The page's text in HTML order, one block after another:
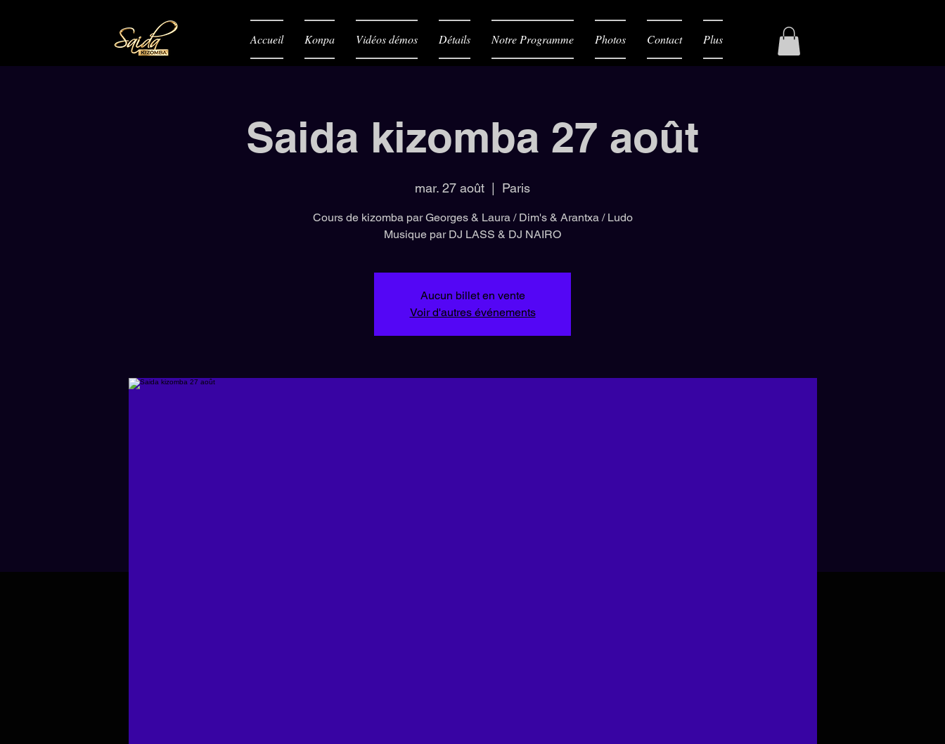
Accueil Konpa Vidéos démos Détails Notre Programme Photos Contact Plus
Saida kizomba 27 août
mar. 27 août
  |
Paris
Cours de kizomba par Georges & Laura / Dim's & Arantxa / Ludo
Musique par DJ LASS & DJ NAIRO
Aucun billet en vente
Voir d'autres événements